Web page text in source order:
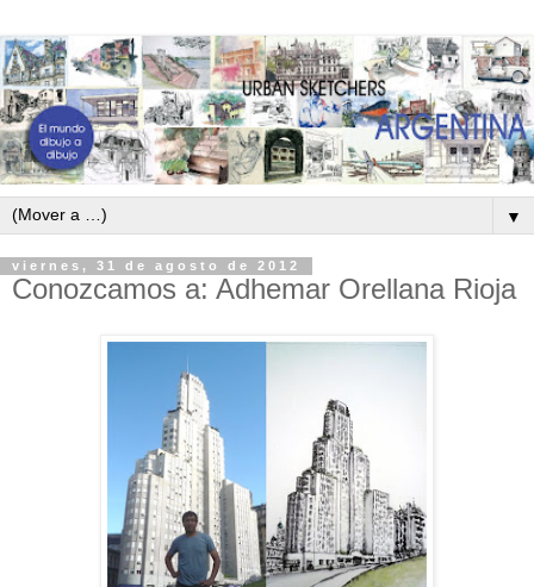
▼
viernes, 31 de agosto de 2012
Conozcamos a: Adhemar Orellana Rioja